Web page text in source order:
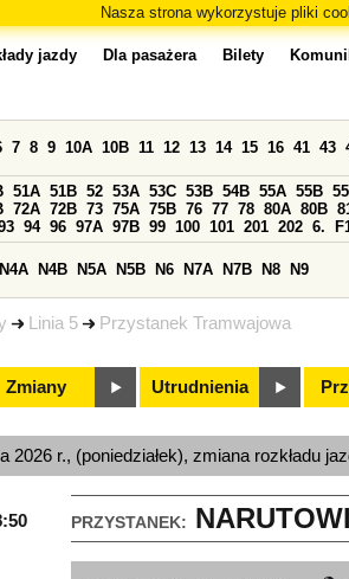
Nasza strona wykorzystuje pliki
Linia 5 Przystanek Tramwajowa
jazdy Dla pasażera Bilety
7 8 9 10A 10B 11 12 13 14 15 16 41 43
51A 51B 52 53A 53C 53B 54B 55A 55B
72A 72B 73 75A 75B 76 77 78 80A 80B
94 96 97A 97B 99 100 101 201 202 6.
N4A N4B N5A N5B N6 N7A N7B N8 N9
Zmiany Utrudnienia
2026 r., (poniedziałek), zmiana rozkładu
PRZYSTANEK: